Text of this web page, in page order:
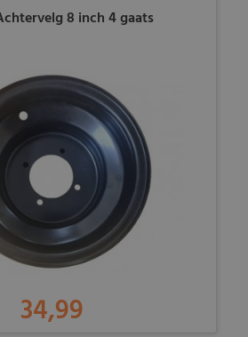
8 inch 4 gaats
34,99